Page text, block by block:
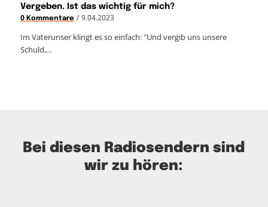
Vergeben. Ist das wichtig für mich?
0 Kommentare / 9.04.2023
Im Vaterunser klingt es so einfach: "Und vergib uns unsere
Schuld,…
Bei diesen Radiosendern sind
wir zu hören: